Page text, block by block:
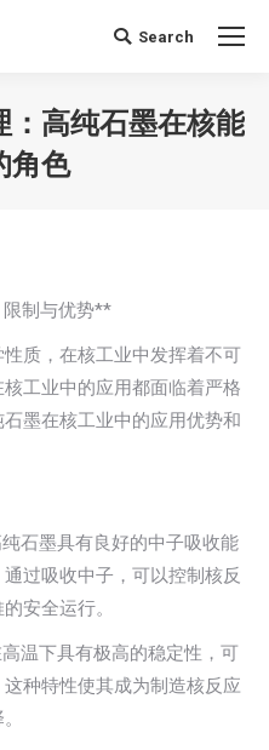
Search:
Search
：高纯石墨在核能
角色
制与优势**
质，在核工业中发挥着不可
工业中的应用都面临着严格
墨在核工业中的应用优势和
石墨具有良好的中子吸收能
过吸收中子，可以控制核反
安全运行。
温下具有极高的稳定性，可
种特性使其成为制造核反应